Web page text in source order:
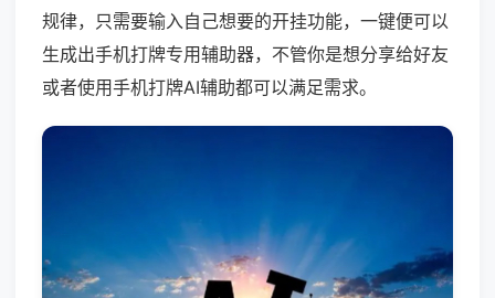
规律，只需要输入自己想要的开挂功能，一键便可以
生成出手机打牌专用辅助器，不管你是想分享给好友
或者使用手机打牌AI辅助都可以满足需求。